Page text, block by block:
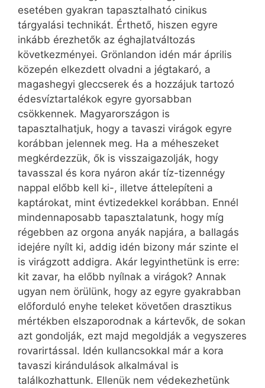
esetében gyakran tapasztalható cinikus
tárgyalási technikát. Érthető, hiszen egyre
inkább érezhetők az éghajlatváltozás
következményei. Grönlandon idén már április
közepén elkezdett olvadni a jégtakaró, a
magashegyi gleccserek és a hozzájuk tartozó
édesvíztartalékok egyre gyorsabban
csökkennek. Magyarországon is
tapasztalhatjuk, hogy a tavaszi virágok egyre
korábban jelennek meg. Ha a méheszeket
megkérdezzük, ők is visszaigazolják, hogy
tavasszal és kora nyáron akár tíz-tizennégy
nappal előbb kell ki-, illetve áttelepíteni a
kaptárokat, mint évtizedekkel korábban. Ennél
mindennaposabb tapasztalatunk, hogy míg
régebben az orgona anyák napjára, a ballagás
idejére nyílt ki, addig idén bizony már szinte el
is virágzott addigra. Akár legyinthetünk is erre:
kit zavar, ha előbb nyílnak a virágok? Annak
ugyan nem örülünk, hogy az egyre gyakrabban
előforduló enyhe teleket követően drasztikus
mértékben elszaporodnak a kártevők, de sokan
azt gondolják, ezt majd megoldják a vegyszeres
rovarirtással. Idén kullancsokkal már a kora
tavaszi kirándulások alkalmával is
találkozhattunk. Ellenük nem védekezhetünk